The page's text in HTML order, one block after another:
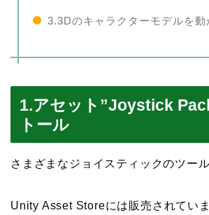
3.3Dのキャラクターモデルを動
1.アセット”Joystick
トール
さまざまなジョイスティックのツー
Unity Asset Storeには販売されていま